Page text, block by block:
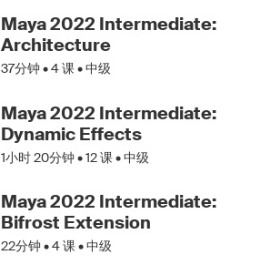
Maya 2022 Intermediate:
Architecture
37分钟 •4课 • 中级
Maya 2022 Intermediate:
Dynamic Effects
1小时 20分钟 •12课 • 中级
Maya 2022 Intermediate:
Bifrost Extension
22分钟 •4课 • 中级